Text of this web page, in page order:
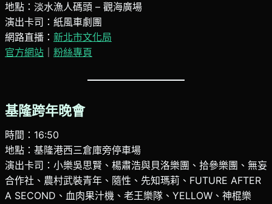
地點：淡水漁人碼頭 – 觀海廣場
演出卡司：紙風車劇團
網路直播： 新北市文化局
官方網站
粉絲專頁
基隆跨年晚會
時間：16:50
地點：基隆港西三倉庫旁停車場
演出卡司：小樂吳思賢、楊肅浩與貝洛樂團、拾參樂團、無妄
合作社、農村武裝青年、隨性、先知瑪莉、FUTURE AFTER
A SECOND、血肉果汁機、老王樂隊、YELLOW、神棍樂